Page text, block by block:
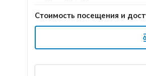
Стоимость посещения и